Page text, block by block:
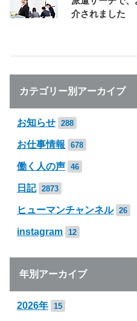
介されました
カテゴリー別アーカイブ
お知らせ 288
お仕事情報 678
働く人の声 46
日記 2873
ヒューマンチャンネル 26
instagram 12
年別アーカイブ
2026年 15